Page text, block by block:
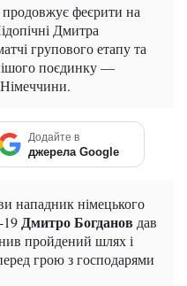
феєрити на
Дмитра
групового етапу та
поєдинку —
Німеччини.
Додайте в
джерела Google
нападник німецького
19Дмитро Богданов дав
пройдений шлях і
грою з господарями